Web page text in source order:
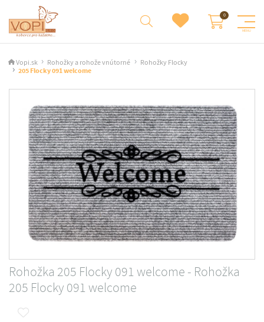
Vopi.sk Rohožky a rohože vnútorné
Rohožky Flocky
205 Flocky 091 welcome
Rohožka 205 Flocky 091 welcome - Rohožka
205 Flocky 091 welcome